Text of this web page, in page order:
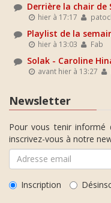
Derrière la chair de
hier à 17:17
Playlist de la
hier à 13:03 Fab
Solak - Caroline
avant hier à 13:27
Newsletter
Pour vous tenir informé
inscrivez-vous à notre
Inscription